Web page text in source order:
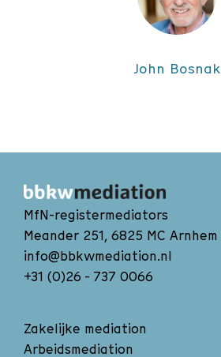
John Bosnak
MfN-registermediators
Meander 251, 6825 MC Arnhem
info@bbkwmediation.nl
+31 (0)26 - 737 0066
Zakelijke mediation
Arbeidsmediation